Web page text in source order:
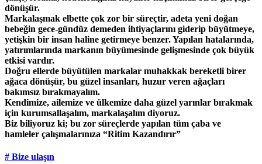
dönüşür.
Markalaşmak elbette çok zor bir süreçtir, adeta yeni doğan
bebeğin gece-gündüz demeden ihtiyaçlarını giderip büyütmeye,
yetişkin bir insan haline getirmeye benzer. Yapılan hatalarında,
yatırımlarında markanın büyümesinde gelişmesinde çok büyük
etkisi vardır.
Doğru ellerde büyütülen markalar muhakkak bereketli birer
ağaca dönüşür, bu güzel insanları, huzur veren ağaçları
bakımsız bırakmayalım.
Kendimize, ailemize ve ülkemize daha güzel yarınlar bırakmak
için kurumsallaşalım, markalaşalım diyoruz.
Biz biliyoruz ki; bu zor süreçlerde yapılan tüm çaba ve
hamleler çalışmalarınıza “Ritim Kazandırır”
# Bize ulaşın